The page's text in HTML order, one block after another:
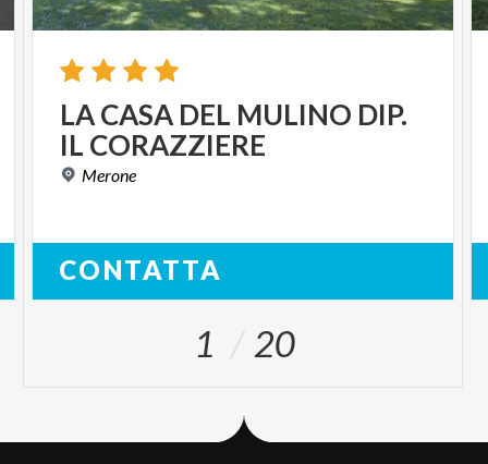
LACASA DEL MULINO DIP.
IL CORAZZIERE
Merone
CONTATTA
1 20